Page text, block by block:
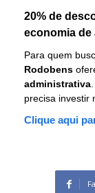
20% de
economia de
Para quem
Rodobens
administrativa
precisa investir
Clique aqui